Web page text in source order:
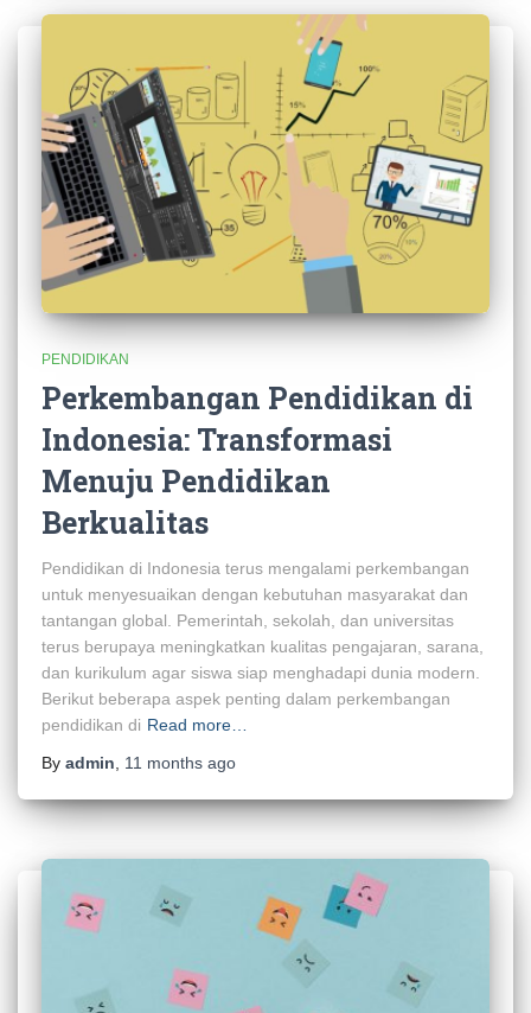
PENDIDIKAN
Perkembangan Pendidikan di
Indonesia: Transformasi
Menuju Pendidikan
Berkualitas
Pendidikan di Indonesia terus mengalami perkembangan
untuk menyesuaikan dengan kebutuhan masyarakat dan
tantangan global. Pemerintah, sekolah, dan universitas
terus berupaya meningkatkan kualitas pengajaran, sarana,
dan kurikulum agar siswa siap menghadapi dunia modern.
Berikut beberapa aspek penting dalam perkembangan
pendidikan di Read more…
By admin, 11 months ago